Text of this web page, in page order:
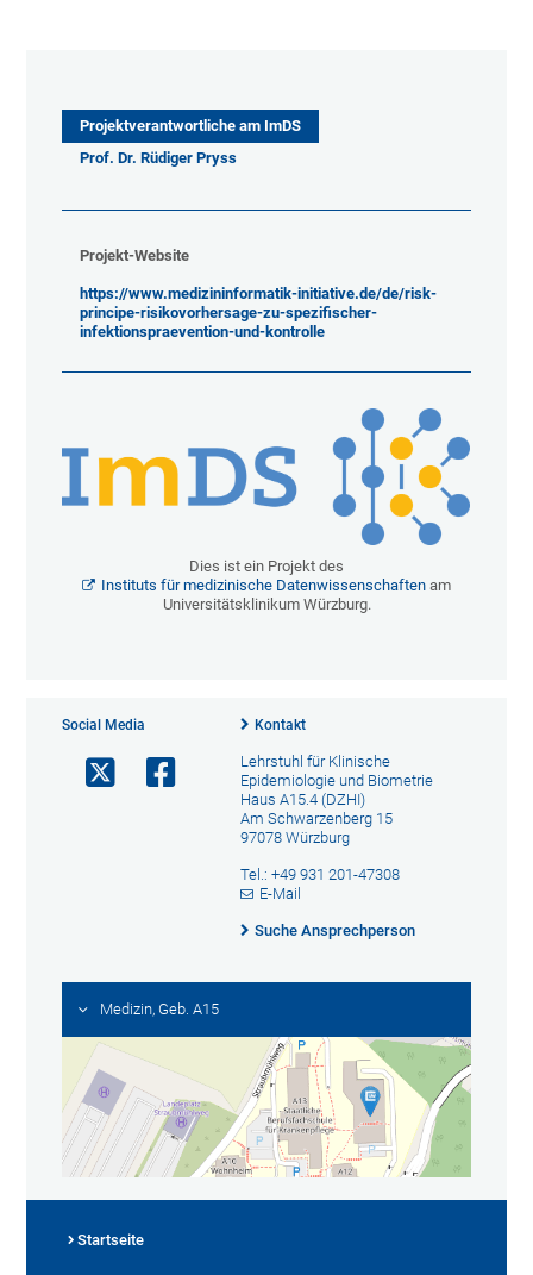
Projektverantwortliche am ImDS
Prof. Dr. Rüdiger Pryss
Projekt-Website
https://www.medizininformatik-initiative.de/de/risk-
principe-risikovorhersage-zu-spezifischer-
infektionspraevention-und-kontrolle
Dies ist ein Projekt des
Instituts für medizinische Datenwissenschaften am
Universitätsklinikum Würzburg.
Social Media Kontakt
Lehrstuhl für Klinische
Epidemiologie und Biometrie
Haus A15.4 (DZHI)
Am Schwarzenberg 15
97078 Würzburg
Tel.: +49 931 201-47308
E-Mail
Suche Ansprechperson
Medizin, Geb. A15
Startseite